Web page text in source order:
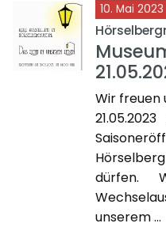
10. Mai 2023
Wir freuen
dürfen.
unserem ...